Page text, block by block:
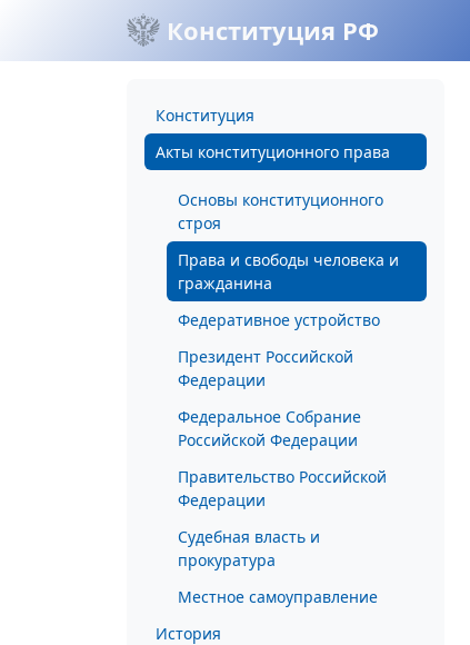
Конституция РФ
Конституция
Акты конституционного права
Основы конституционного
строя
Права и свободы человека и
гражданина
Федеративное устройство
Президент Российской
Федерации
Федеральное Собрание
Российской Федерации
Правительство Российской
Федерации
Судебная власть и
прокуратура
Местное самоуправление
История